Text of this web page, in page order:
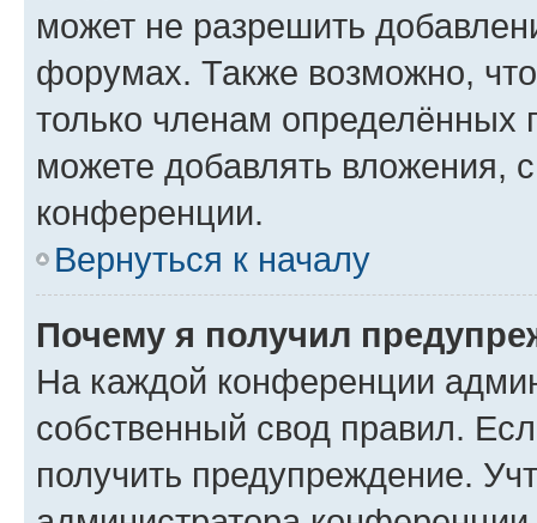
может не разрешить
форумах. Также возможно,
только членам определённых
можете добавлять вложения,
конференции.
Вернуться к началу
Почему я получил
На каждой конференции
собственный свод правил.
получить предупреждение.